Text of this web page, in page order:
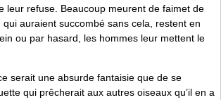
leur refuse. Beaucoup meurent de faimet de
auraient succombé sans cela, restent en
ou par hasard, les hommes leur mettent le
serait une absurde fantaisie que de se
qui prêcherait aux autres oiseaux qu’il en a